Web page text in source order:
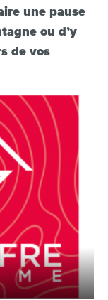
une pause
ou d’y
de vos